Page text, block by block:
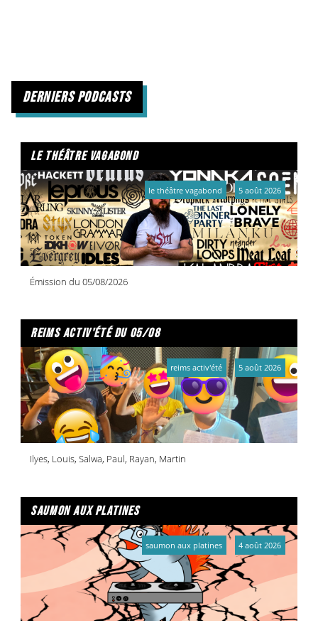
derniers podcasts
le théâtre vagabond
Émission du 05/08/2026
le théâtre vagabond 5 août 2026
reims activ'été du 05/08
Ilyes, Louis, Salwa, Paul, Rayan, Martin
reims activ'été 5 août 2026
saumon aux platines
saumon aux platines 4 août 2026